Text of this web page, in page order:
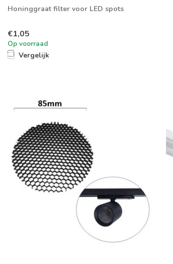
Honinggraat filter voor LED spots
€1,05
Op voorraad
Vergelijk